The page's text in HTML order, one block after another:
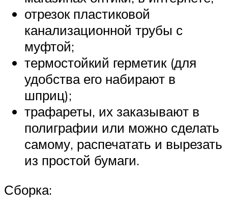
отрезок пластиковой
канализационной трубы с
муфтой;
термостойкий герметик (для
удобства его набирают в
шприц);
трафареты, их заказывают в
полиграфии или можно сделать
самому, распечатать и вырезать
из простой бумаги.
Сборка: